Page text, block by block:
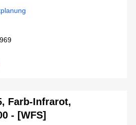
Farb-Infrarot,
- [WFS]